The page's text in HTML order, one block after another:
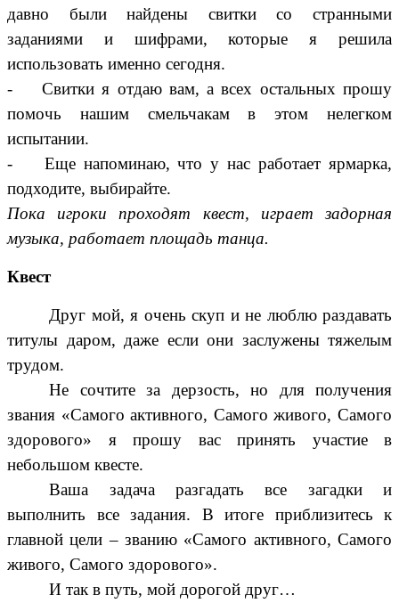
давно были найдены свитки со странными
заданиями и шифрами, которые я решила
использовать именно сегодня.
- Свитки я отдаю вам, а всех остальных прошу
помочь нашим смельчакам в этом нелегком
испытании.
- Еще напоминаю, что у нас работает ярмарка,
подходите, выбирайте.
Пока игроки проходят квест, играет задорная
музыка, работает площадь танца.
Квест
Друг мой, я очень скуп и не люблю раздавать
титулы даром, даже если они заслужены тяжелым
трудом.
Не сочтите за дерзость, но для получения
звания «Самого активного, Самого живого, Самого
здорового» я прошу вас принять участие в
небольшом квесте.
Ваша задача разгадать все загадки и
выполнить все задания. В итоге приблизитесь к
главной цели – званию «Самого активного, Самого
живого, Самого здорового».
И так в путь, мой дорогой друг…